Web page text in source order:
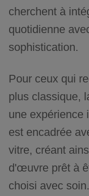
cherchent à
quotidienne
sophistication.
Pour ceux qui
plus classique,
une expérience
est encadrée
vitre, créant
d'œuvre prêt à
choisi avec